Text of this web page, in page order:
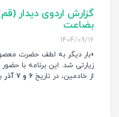
بضاعت
1404/09/16
«بار دیگر به لطف حضرت
زیارتی شد. این برنامه با حضور
از خادمین، در تاریخ۶ و ۷ آذر